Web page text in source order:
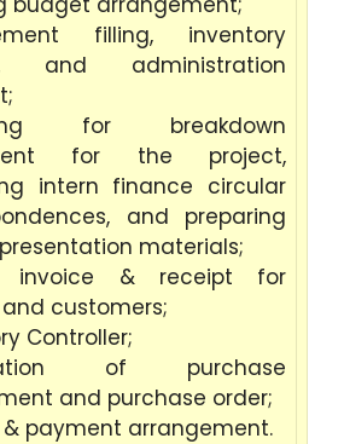
filling, inventory
and administration
for breakdown
for the project,
intern finance circular
and preparing
materials;
invoice & receipt for
customers;
Controller;
of purchase
and purchase order;
& payment arrangement.